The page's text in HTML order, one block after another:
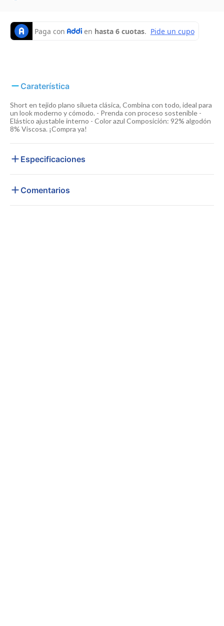
Caraterística
Short en tejido plano silueta clásica, Combina con todo, ideal para
un look moderno y cómodo. - Prenda con proceso sostenible -
Elástico ajustable interno - Color azul Composición: 92% algodón
8% Viscosa. ¡Compra ya!
Especificaciones
Comentarios